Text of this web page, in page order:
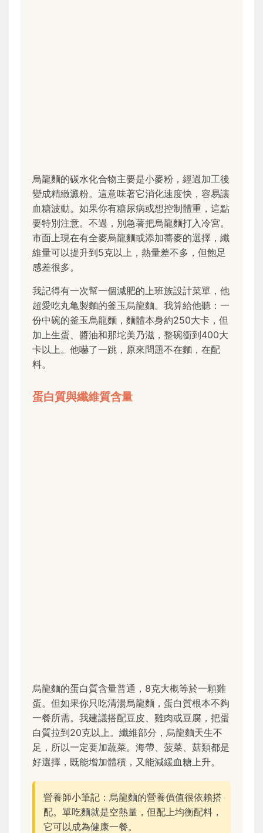
烏龍麵的碳水化合物主要是小麥粉，經過加工後
變成精緻澱粉。這意味著它消化速度快，容易讓
血糖波動。如果你有糖尿病或想控制體重，這點
要特別注意。不過，別急著把烏龍麵打入冷宮。
市面上現在有全麥烏龍麵或添加蕎麥的選擇，纖
維量可以提升到5克以上，熱量差不多，但飽足
感差很多。
我記得有一次幫一個減肥的上班族設計菜單，他
超愛吃丸亀製麵的釜玉烏龍麵。我算給他聽：一
份中碗的釜玉烏龍麵，麵體本身約250大卡，但
加上生蛋、醬油和那坨美乃滋，整碗衝到400大
卡以上。他嚇了一跳，原來問題不在麵，在配
料。
蛋白質與纖維質含量
烏龍麵的蛋白質含量普通，8克大概等於一顆雞
蛋。但如果你只吃清湯烏龍麵，蛋白質根本不夠
一餐所需。我建議搭配豆皮、雞肉或豆腐，把蛋
白質拉到20克以上。纖維部分，烏龍麵天生不
足，所以一定要加蔬菜。海帶、菠菜、菇類都是
好選擇，既能增加體積，又能減緩血糖上升。
營養師小筆記：烏龍麵的營養價值很依賴搭
配。單吃麵就是空熱量，但配上均衡配料，
它可以成為健康一餐。